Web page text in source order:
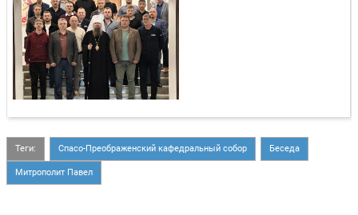
Теги: Спасо-Преображенский кафедральный собор Беседа
Митрополит Павел